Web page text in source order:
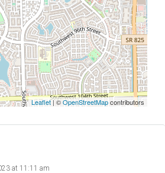
Leaflet| ©OpenStreetMapcontributors
at 11:11 am